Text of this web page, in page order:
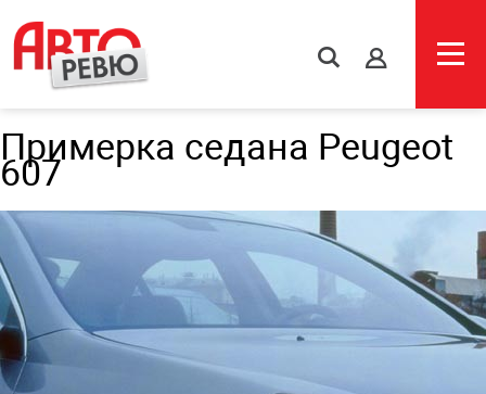
s
Примерка седана Peugeot
607